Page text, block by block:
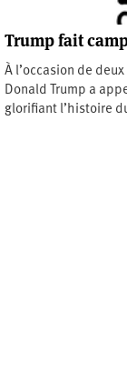
Trump fait
À l’occasion de
Donald Trump a
glorifiant l’histoire